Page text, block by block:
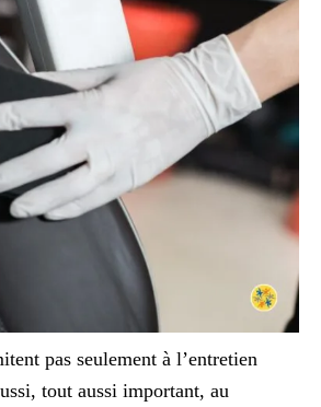
pas seulement à l’entretien
tout aussi important, au